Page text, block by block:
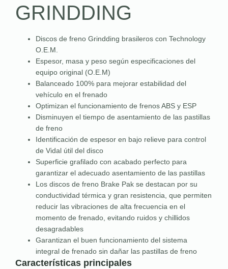
GRINDDING
Discos de freno Grindding brasileros con Technology
O.E.M.
Espesor, masa y peso según especificaciones del
equipo original (O.E.M)
Balanceado 100% para mejorar estabilidad del
vehículo en el frenado
Optimizan el funcionamiento de frenos ABS y ESP
Disminuyen el tiempo de asentamiento de las pastillas
de freno
Identificación de espesor en bajo relieve para control
de Vidal útil del disco
Superficie grafilado con acabado perfecto para
garantizar el adecuado asentamiento de las pastillas
Los discos de freno Brake Pak se destacan por su
conductividad térmica y gran resistencia, que permiten
reducir las vibraciones de alta frecuencia en el
momento de frenado, evitando ruidos y chillidos
desagradables
Garantizan el buen funcionamiento del sistema
integral de frenado sin dañar las pastillas de freno
Características principales